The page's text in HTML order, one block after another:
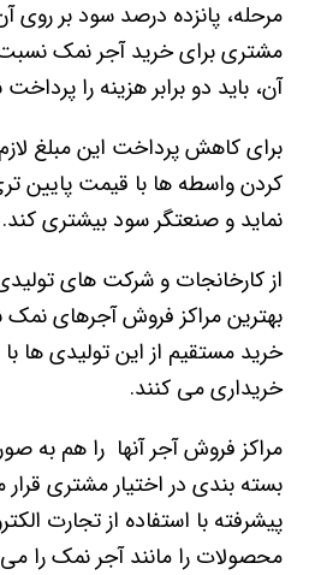
مرحله، پانزده درصد سود بر روی
مشتری برای خرید آجر نمک
آن، باید دو برابر هزینه را پرداخت
برای کاهش پرداخت این مبلغ
کردن واسطه ها با قیمت پایین
نماید و صنعتگر سود بیشتری کند.
از کارخانجات و شرکت های
بهترین مراکز فروش آجرهای نمک
خرید مستقیم از این تولیدی ها
خریداری می کنند.
مراکز فروش آجر آنها را هم به
بسته بندی در اختیار مشتری
پیشرفته با استفاده از تجارت
محصولات را مانند آجر نمک را